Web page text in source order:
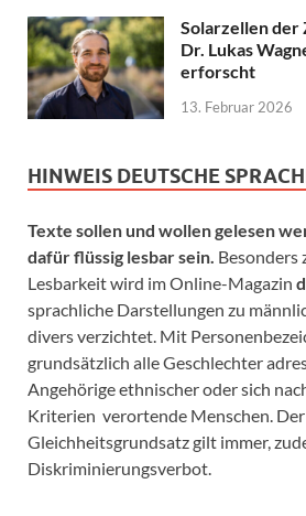
Solarzellen
Dr. Lukas
erforscht
13. Februar 2026
HINWEIS DEUTSCHE
Texte sollen und wollen gelesen
dafür flüssig lesbar sein. Besonders
Lesbarkeit wird im Online-Magazin
sprachliche Darstellungen zu
divers verzichtet. Mit
grundsätzlich alle Geschlechter
Angehörige ethnischer oder sich
Kriterien verortende Menschen. Der
Gleichheitsgrundsatz gilt immer,
Diskriminierungsverbot.